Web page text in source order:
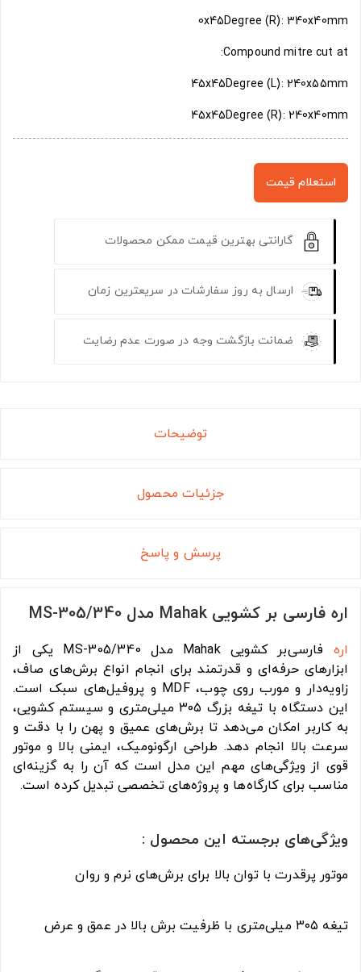
0x45Degree (R): 340x40mm
Compound mitre cut at:
45x45Degree (L): 240x55mm
45x45Degree (R): 240x40mm
استعلام قیمت
گارانتی بهترین قیمت ممکن محصولات
ارسال به روز سفارشات در سریعترین زمان
ضمانت بازگشت وجه در صورت عدم رضایت
توضیحات
جزئیات محصول
پرسش و پاسخ
اره فارسی بر کشویی Mahak مدل MS-305/340
اره
فارسی‌بر کشویی Mahak مدل MS-305/340 یکی از
ابزارهای حرفه‌ای و قدرتمند برای انجام انواع برش‌های صاف،
زاویه‌دار و مورب روی چوب، MDF و پروفیل‌های سبک است.
این دستگاه با تیغه بزرگ ۳۰۵ میلی‌متری و سیستم کشویی،
به کاربر امکان می‌دهد تا برش‌های عمیق و پهن را با دقت و
سرعت بالا انجام دهد. طراحی ارگونومیک، ایمنی بالا و موتور
قوی از ویژگی‌های مهم این مدل است که آن را به گزینه‌ای
مناسب برای کارگاه‌ها و پروژه‌های تخصصی تبدیل کرده است.
ویژگی‌های برجسته این محصول :
موتور پرقدرت با توان بالا برای برش‌های نرم و روان
تیغه ۳۰۵ میلی‌متری با ظرفیت برش بالا در عمق و عرض